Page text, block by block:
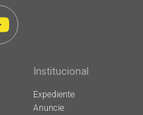
Institucional
Expediente
Anuncie